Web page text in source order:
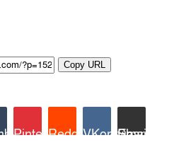
Copy URL
PinterestRedditVKontakte
Share via Email